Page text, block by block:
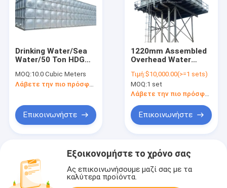
Drinking Water/Sea
Water/50 Ton HDG
Pressed Steel Tank
Fire Fighting
MOQ:10.0 Cubic Meters
Λάβετε την πιο πρόσφατη τιμή
Επικοινωνήστε
1220mm Assembled
Overhead Water
HDG Agriculture
Pressed Steel 50m3
Water Tank
Τιμή:$10,000.00(>=1 sets)
MOQ:1 set
Λάβετε την πιο πρόσφατη τιμή
Επικοινωνήστε
Εξοικονομήστε το χρόνο σας
Ας επικοινωνήσουμε μαζί σας με τα
καλύτερα προϊόντα.